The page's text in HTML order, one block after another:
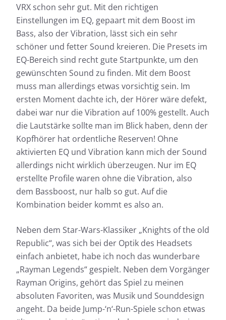
VRX schon sehr gut. Mit den richtigen
Einstellungen im EQ, gepaart mit dem Boost im
Bass, also der Vibration, lässt sich ein sehr
schöner und fetter Sound kreieren. Die Presets im
EQ-Bereich sind recht gute Startpunkte, um den
gewünschten Sound zu finden. Mit dem Boost
muss man allerdings etwas vorsichtig sein. Im
ersten Moment dachte ich, der Hörer wäre defekt,
dabei war nur die Vibration auf 100% gestellt. Auch
die Lautstärke sollte man im Blick haben, denn der
Kopfhörer hat ordentliche Reserven! Ohne
aktivierten EQ und Vibration kann mich der Sound
allerdings nicht wirklich überzeugen. Nur im EQ
erstellte Profile waren ohne die Vibration, also
dem Bassboost, nur halb so gut. Auf die
Kombination beider kommt es also an.
Neben dem Star-Wars-Klassiker „Knights of the old
Republic“, was sich bei der Optik des Headsets
einfach anbietet, habe ich noch das wunderbare
„Rayman Legends“ gespielt. Neben dem Vorgänger
Rayman Origins, gehört das Spiel zu meinen
absoluten Favoriten, was Musik und Sounddesign
angeht. Da beide Jump-‘n‘-Run-Spiele schon etwas